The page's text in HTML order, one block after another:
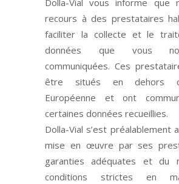
Dolla-Vial vous informe que
recours à des prestataires
faciliter la collecte et le
données que vous
communiquées. Ces
être situés en dehors
Européenne et ont
certaines données recueillies.
Dolla-Vial s’est préalablement
mise en œuvre par ses
garanties adéquates et du
conditions strictes en